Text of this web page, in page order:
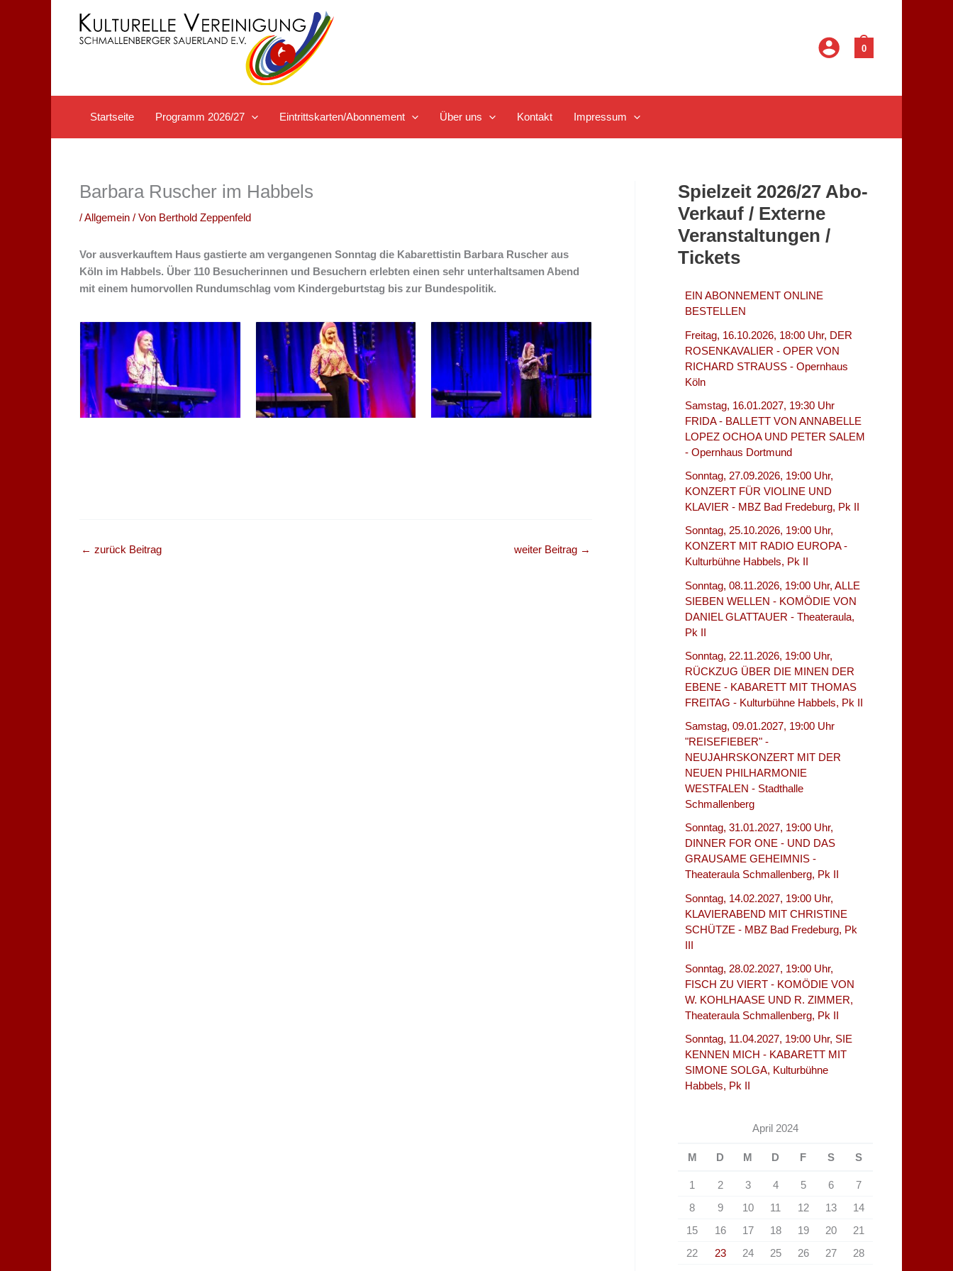
0
Startseite Programm 2026/27 Eintrittskarten/Abonnement Über uns Kontakt Impressum
Barbara Ruscher im Habbels
/Allgemein / Von Berthold Zeppenfeld
Vor ausverkauftem Haus gastierte am vergangenen Sonntag die Kabarettistin Barbara Ruscher aus
Köln im Habbels. Über 110 Besucherinnen und Besuchern erlebten einen sehr unterhaltsamen Abend
mit einem humorvollen Rundumschlag vom Kindergeburtstag bis zur Bundespolitik.
← zurück Beitrag weiter Beitrag →
Spielzeit 2026/27 Abo-
Verkauf / Externe
Veranstaltungen /
Tickets
EIN ABONNEMENT ONLINE
BESTELLEN
Freitag, 16.10.2026, 18:00 Uhr, DER
ROSENKAVALIER - OPER VON
RICHARD STRAUSS - Opernhaus
Köln
Samstag, 16.01.2027, 19:30 Uhr
FRIDA - BALLETT VON ANNABELLE
LOPEZ OCHOA UND PETER SALEM
- Opernhaus Dortmund
Sonntag, 27.09.2026, 19:00 Uhr,
KONZERT FÜR VIOLINE UND
KLAVIER - MBZ Bad Fredeburg, Pk II
Sonntag, 25.10.2026, 19:00 Uhr,
KONZERT MIT RADIO EUROPA -
Kulturbühne Habbels, Pk II
Sonntag, 08.11.2026, 19:00 Uhr, ALLE
SIEBEN WELLEN - KOMÖDIE VON
DANIEL GLATTAUER - Theateraula,
Pk II
Sonntag, 22.11.2026, 19:00 Uhr,
RÜCKZUG ÜBER DIE MINEN DER
EBENE - KABARETT MIT THOMAS
FREITAG - Kulturbühne Habbels, Pk II
Samstag, 09.01.2027, 19:00 Uhr
"REISEFIEBER" -
NEUJAHRSKONZERT MIT DER
NEUEN PHILHARMONIE
WESTFALEN - Stadthalle
Schmallenberg
Sonntag, 31.01.2027, 19:00 Uhr,
DINNER FOR ONE - UND DAS
GRAUSAME GEHEIMNIS -
Theateraula Schmallenberg, Pk II
Sonntag, 14.02.2027, 19:00 Uhr,
KLAVIERABEND MIT CHRISTINE
SCHÜTZE - MBZ Bad Fredeburg, Pk
III
Sonntag, 28.02.2027, 19:00 Uhr,
FISCH ZU VIERT - KOMÖDIE VON
W. KOHLHAASE UND R. ZIMMER,
Theateraula Schmallenberg, Pk II
Sonntag, 11.04.2027, 19:00 Uhr, SIE
KENNEN MICH - KABARETT MIT
SIMONE SOLGA, Kulturbühne
Habbels, Pk II
April 2024
M D M D F S S
1 2 3 4 5 6
7
8
9 10 11 12 13
14
15
16 17 18 19 20
21
22
23 24 25 26 27
28